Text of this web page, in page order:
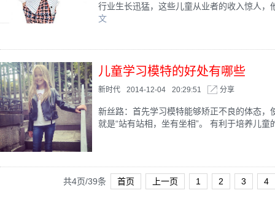
行业生长迅猛，这些儿童从业者的收入惊人
文
儿童学习模特的好处有哪些
新时代 2014-12-04 20:29:51 分享
新丝路：首先学习模特能够矫正不良的体态
就是“站有站相，坐有坐相”。 有利于培养儿
共4页/39条 首页 上一页 1 2 3 4